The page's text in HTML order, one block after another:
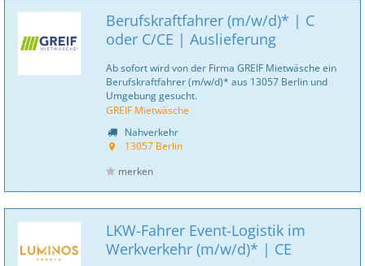
Berufskraftfahrer (m/w/d)* | C
oder C/CE | Auslieferung
Ab sofort wird von der Firma GREIF Mietwäsche ein
Berufskraftfahrer (m/w/d)* aus 13057 Berlin und
Umgebung gesucht.
GREIF Mietwäsche
Nahverkehr
13057 Berlin
merken
LKW-Fahrer Event-Logistik im
Werkverkehr (m/w/d)* | CE